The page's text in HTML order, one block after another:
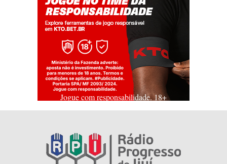
Jogue com responsabilidade. 18+